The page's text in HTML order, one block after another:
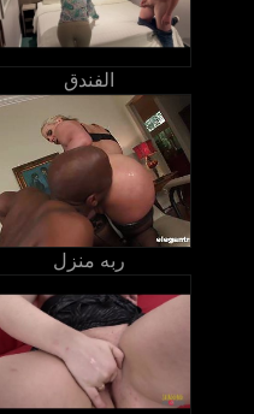
الفندق
ربه منزل